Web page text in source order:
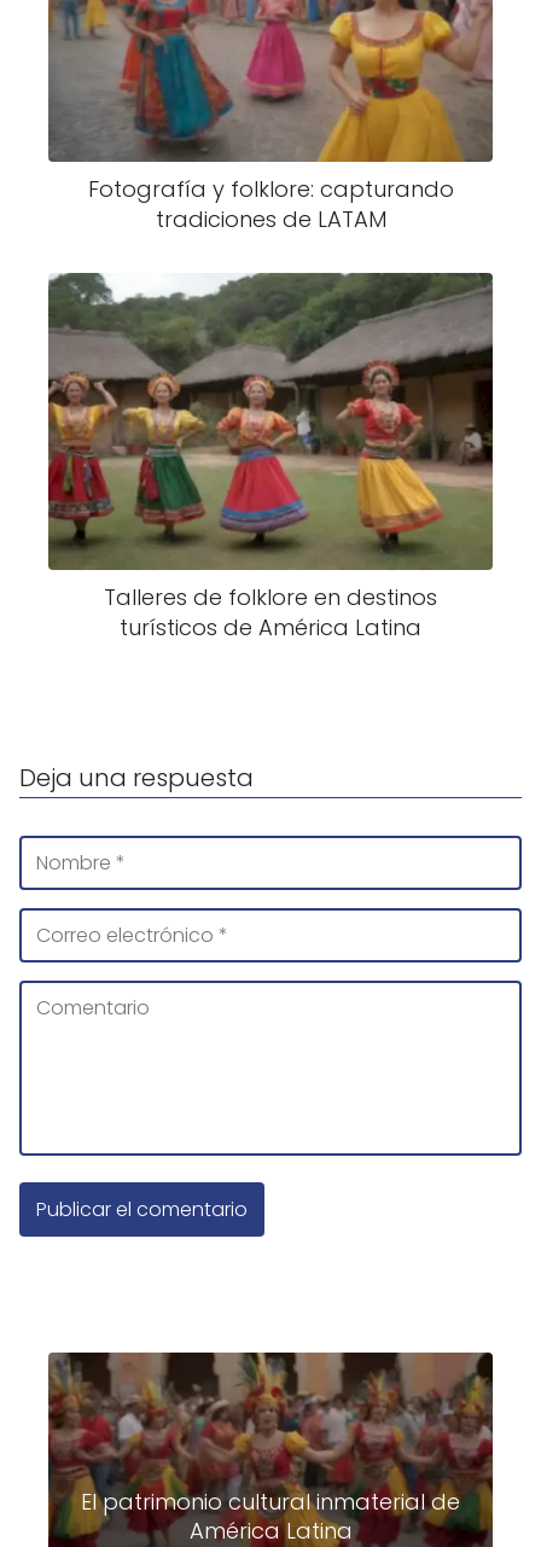
Fotografía y folklore: capturando
tradiciones de LATAM
Talleres de folklore en destinos
turísticos de América Latina
Deja una respuesta
El patrimonio cultural inmaterial de
América Latina